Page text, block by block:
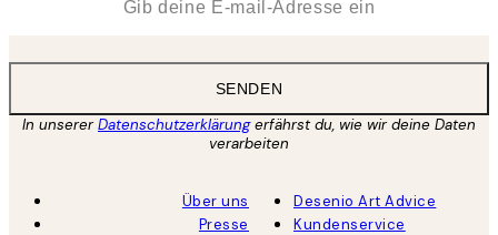
SENDEN
In unsererDatenschutzerklärungerfährst du, wie wir deine Daten
verarbeiten
Über uns
Presse
Desenio Art Advice
Kundenservice